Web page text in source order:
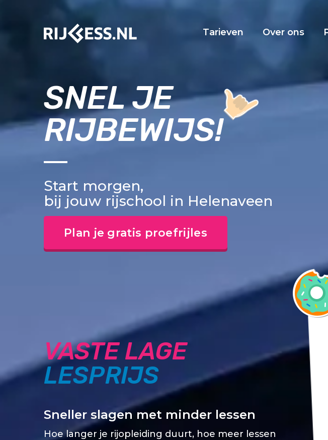
Tarieven Over ons
SNEL JE
RIJBEWIJS!
Start morgen,
bij jouw rijschool in Helenaveen
Plan je gratis proefrijles
VASTE LAGE
LESPRIJS
Sneller slagen met minder lessen
Hoe langer je rijopleiding duurt, hoe meer lessen